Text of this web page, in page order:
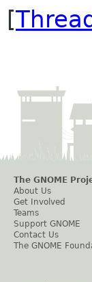
[
The GNOME
About Us
Get Involved
Teams
Support GNOME
Contact Us
The GNOME